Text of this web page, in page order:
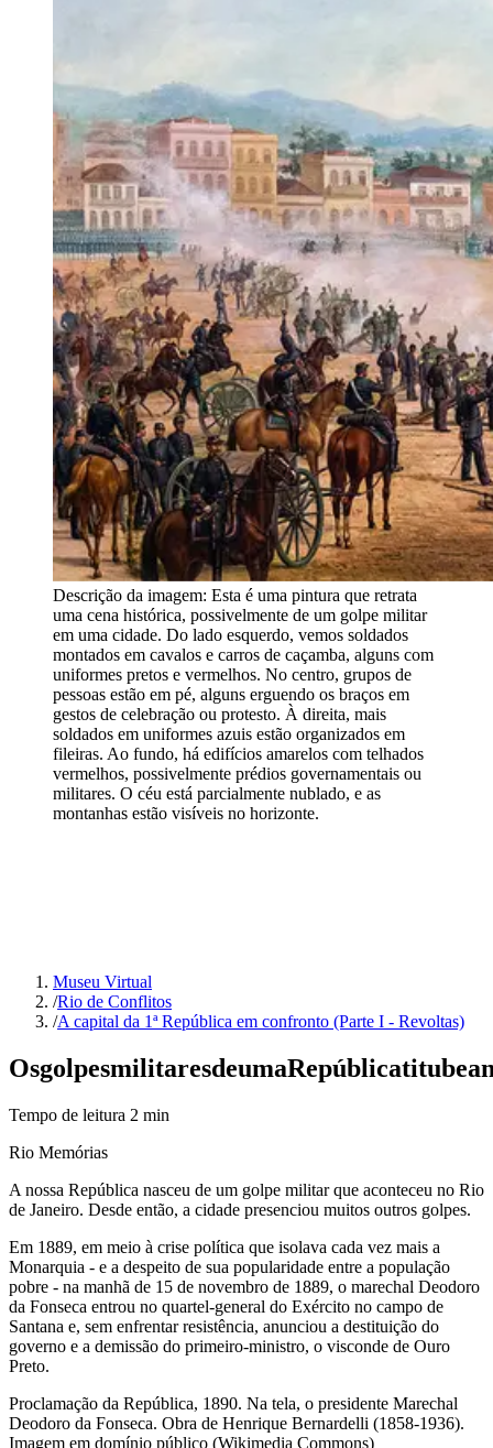
Descrição da imagem: Esta é uma pintura que retrata
uma cena histórica, possivelmente de um golpe militar
em uma cidade. Do lado esquerdo, vemos soldados
montados em cavalos e carros de caçamba, alguns com
uniformes pretos e vermelhos. No centro, grupos de
pessoas estão em pé, alguns erguendo os braços em
gestos de celebração ou protesto. À direita, mais
soldados em uniformes azuis estão organizados em
fileiras. Ao fundo, há edifícios amarelos com telhados
vermelhos, possivelmente prédios governamentais ou
militares. O céu está parcialmente nublado, e as
montanhas estão visíveis no horizonte.
Museu Virtual
/Rio de Conflitos
/A capital da 1ª República em confronto (Parte I - Revoltas)
OsgolpesmilitaresdeumaRepública
Tempo de leitura 2 min
Rio Memórias
A nossa República nasceu de um golpe militar que aconteceu no Rio
de Janeiro. Desde então, a cidade presenciou muitos outros golpes.
Em 1889, em meio à crise política que isolava cada vez mais a
Monarquia - e a despeito de sua popularidade entre a população
pobre - na manhã de 15 de novembro de 1889, o marechal Deodoro
da Fonseca entrou no quartel-general do Exército no campo de
Santana e, sem enfrentar resistência, anunciou a destituição do
governo e a demissão do primeiro-ministro, o visconde de Ouro
Preto.
Proclamação da República, 1890. Na tela, o presidente Marechal
Deodoro da Fonseca. Obra de Henrique Bernardelli (1858-1936).
Imagem em domínio público (Wikimedia Commons)